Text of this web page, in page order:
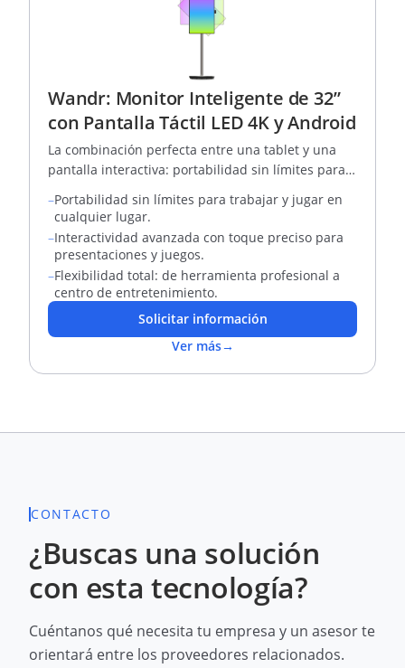
Wandr: Monitor Inteligente de 32”
con Pantalla Táctil LED 4K y Android
La combinación perfecta entre una tablet y una
pantalla interactiva: portabilidad sin límites para
–Portabilidad sin límites para trabajar y jugar en
cualquier lugar.
–Interactividad avanzada con toque preciso para
presentaciones y juegos.
–Flexibilidad total: de herramienta profesional a
centro de entretenimiento.
Solicitar información
Ver más→
CONTACTO
¿Buscas una solución
con esta tecnología?
Cuéntanos qué necesita tu empresa y un asesor te
orientará entre los proveedores relacionados.